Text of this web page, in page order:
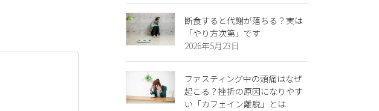
断食すると代謝が落ちる？実は
「やり方次第」です
2026年5月23日
ファスティング中の頭痛はなぜ
起こる？挫折の原因になりやす
い「カフェイン離脱」とは